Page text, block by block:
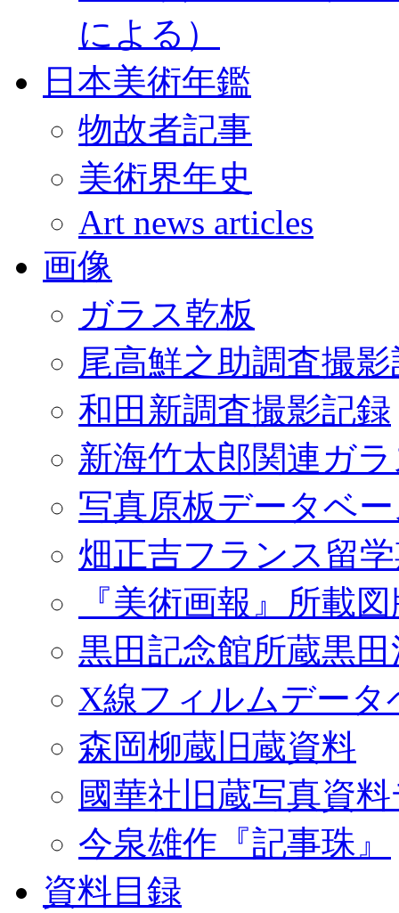
による）
日本美術年鑑
物故者記事
美術界年史
Art news articles
画像
ガラス乾板
尾高鮮之助調査撮
和田新調査撮影記録
新海竹太郎関連ガ
写真原板データベ
畑正吉フランス留
『美術画報』所載
黒田記念館所蔵黒
X線フィルムデータ
森岡柳蔵旧蔵資料
國華社旧蔵写真資
今泉雄作『記事珠』
資料目録